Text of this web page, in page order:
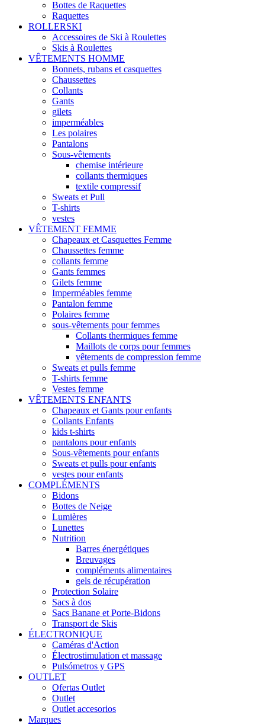
Bottes de Raquettes
Raquettes
ROLLERSKI
Accessoires de Ski à Roulettes
Skis à Roulettes
VÊTEMENTS HOMME
Bonnets, rubans et casquettes
Chaussettes
Collants
Gants
gilets
imperméables
Les polaires
Pantalons
Sous-vêtements
chemise intérieure
collants thermiques
textile compressif
Sweats et Pull
T-shirts
vestes
VÊTEMENT FEMME
Chapeaux et Casquettes Femme
Chaussettes femme
collants femme
Gants femmes
Gilets femme
Imperméables femme
Pantalon femme
Polaires femme
sous-vêtements pour femmes
Collants thermiques femme
Maillots de corps pour femmes
vêtements de compression femme
Sweats et pulls femme
T-shirts femme
Vestes femme
VÊTEMENTS ENFANTS
Chapeaux et Gants pour enfants
Collants Enfants
kids t-shirts
pantalons pour enfants
Sous-vêtements pour enfants
Sweats et pulls pour enfants
vestes pour enfants
COMPLÉMENTS
Bidons
Bottes de Neige
Lumières
Lunettes
Nutrition
Barres énergétiques
Breuvages
compléments alimentaires
gels de récupération
Protection Solaire
Sacs à dos
Sacs Banane et Porte-Bidons
Transport de Skis
ÉLECTRONIQUE
Caméras d'Action
Électrostimulation et massage
Pulsómetros y GPS
OUTLET
Ofertas Outlet
Outlet
Outlet accesorios
Marques